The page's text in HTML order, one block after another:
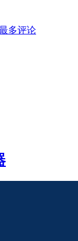
多评论